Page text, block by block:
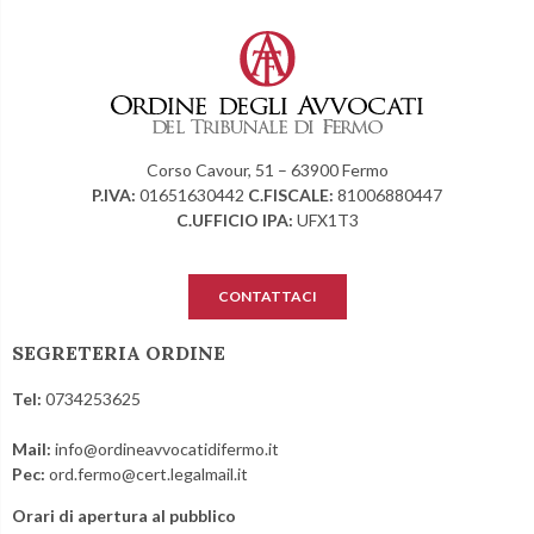
Corso Cavour, 51 – 63900 Fermo
P.IVA: 01651630442 C.FISCALE: 81006880447
C.UFFICIO IPA: UFX1T3
CONTATTACI
SEGRETERIA ORDINE
Tel: 0734253625
Mail: info@ordineavvocatidifermo.it
Pec: ord.fermo@cert.legalmail.it
Orari di apertura al pubblico